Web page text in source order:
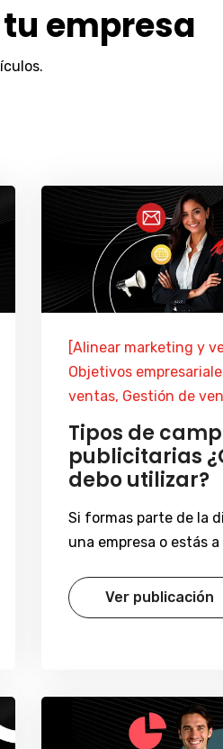
tu empresa
[Alinear marketing y
Objetivos
ventas, Gestión de
Tipos de
publicitarias
debo utilizar?
Si formas parte de la
una empresa o estás a
Ver publicación